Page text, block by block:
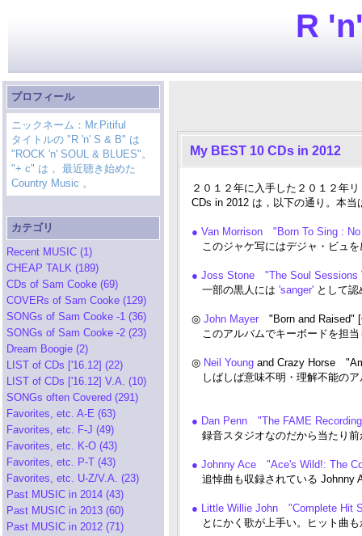
R
プロフィール
ニックネーム：Mr.Pitiful
タイトルの "R 'n' S & B" は
"ROCK 'n' SOUL & BLUES"。
"+ c" は， 最近聴き始めた
Country Music 。
カテゴリ
Recent MUSIC (1)
CHEAP TALK (189)
CDs of Sam Cooke (69)
COVERs of Sam Cooke (129)
SONGs of Sam Cooke -1 (36)
SONGs of Sam Cooke -2 (23)
Dream Boogie (2)
LIST of CDs ['16.12] (22)
LIST of CDs ['16.12] V.A. (10)
SONGs often Covered (291)
Favorites, etc. A-E (63)
Favorites, etc. F-J (49)
Favorites, etc. K-O (43)
Favorites, etc. P-T (43)
Favorites, etc. U-Z/V.A. (23)
Past MUSIC in 2014 (43)
Past MUSIC in 2013 (60)
Past MUSIC in 2012 (71)
My BEST 10 CDs in 2012
２０１２年に入手した２０１２年
CDs in 2012 は，以下の通り。本
● Van Morrison "Born To Sing :
このジャケ写にはデジャ・ビュを
● Joss Stone "The Soul Sessions
一部の黒人には 'sanger' として
◎ John Mayer "Born and Raised"
このアルバムでキーボードを担当
◎ Neil Young and Crazy Horse
しばしば意味不明・理解不能の
● Dan Penn "The FAME
録音スタジオなのだから当たり
● Johnny Ace "Ace's Wild!: The
追悼曲も収録されている Johnny
● Little Willie John "Complete Hit
とにかく歌が上手い。ヒット曲